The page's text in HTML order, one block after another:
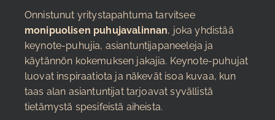
Onnistunut yritystapahtuma tarvitsee
monipuolisen puhujavalinnan, joka yhdistää
keynote-puhujia, asiantuntijapaneeleja ja
käytännön kokemuksen jakajia. Keynote-puhujat
luovat inspiraatiota ja näkevät isoa kuvaa, kun
taas alan asiantuntijat tarjoavat syvällistä
tietämystä spesifeistä aiheista.